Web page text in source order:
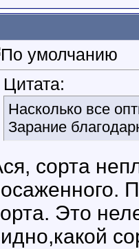
Цитата:
Насколько все
Зарание
сорта
Это